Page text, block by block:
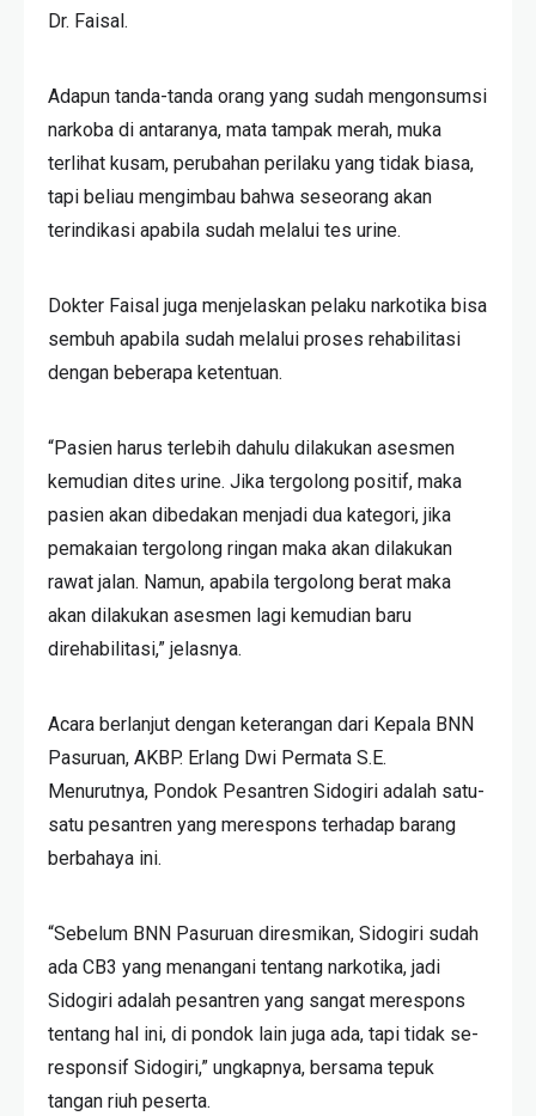
Dr. Faisal.
Adapun tanda-tanda orang yang sudah mengonsumsi
narkoba di antaranya, mata tampak merah, muka
terlihat kusam, perubahan perilaku yang tidak biasa,
tapi beliau mengimbau bahwa seseorang akan
terindikasi apabila sudah melalui tes urine.
Dokter Faisal juga menjelaskan pelaku narkotika bisa
sembuh apabila sudah melalui proses rehabilitasi
dengan beberapa ketentuan.
“Pasien harus terlebih dahulu dilakukan asesmen
kemudian dites urine. Jika tergolong positif, maka
pasien akan dibedakan menjadi dua kategori, jika
pemakaian tergolong ringan maka akan dilakukan
rawat jalan. Namun, apabila tergolong berat maka
akan dilakukan asesmen lagi kemudian baru
direhabilitasi,” jelasnya.
Acara berlanjut dengan keterangan dari Kepala BNN
Pasuruan, AKBP. Erlang Dwi Permata S.E.
Menurutnya, Pondok Pesantren Sidogiri adalah satu-
satu pesantren yang merespons terhadap barang
berbahaya ini.
“Sebelum BNN Pasuruan diresmikan, Sidogiri sudah
ada CB3 yang menangani tentang narkotika, jadi
Sidogiri adalah pesantren yang sangat merespons
tentang hal ini, di pondok lain juga ada, tapi tidak se-
responsif Sidogiri,” ungkapnya, bersama tepuk
tangan riuh peserta.